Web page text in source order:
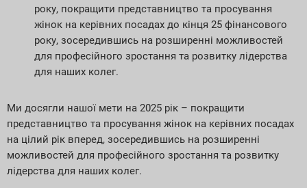
року, покращити представництво та просування
жінок на керівних посадах до кінця 25 фінансового
року, зосередившись на розширенні можливостей
для професійного зростання та розвитку лідерства
для наших колег.
Ми досягли нашої мети на 2025 рік – покращити
представництво та просування жінок на керівних посадах
на цілий рік вперед, зосередившись на розширенні
можливостей для професійного зростання та розвитку
лідерства для наших колег.